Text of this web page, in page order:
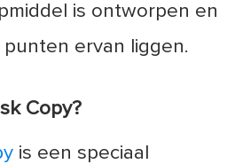
is ontworpen en
ervan liggen.
Copy?
is een speciaal